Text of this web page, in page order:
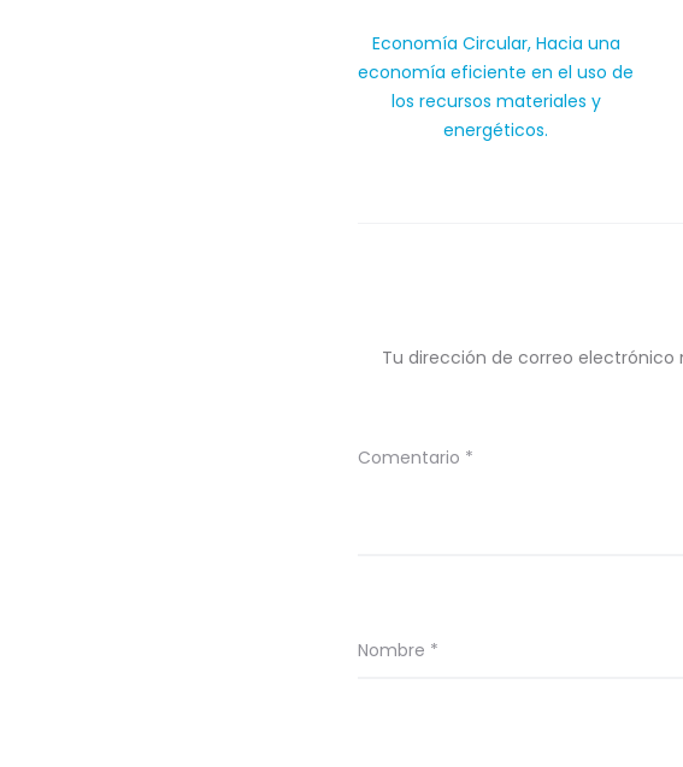
Economía Circular, Hacia una
economía eficiente en el uso de
los recursos materiales y
energéticos.
Tu dirección de correo electrónico
Comentario *
Nombre *